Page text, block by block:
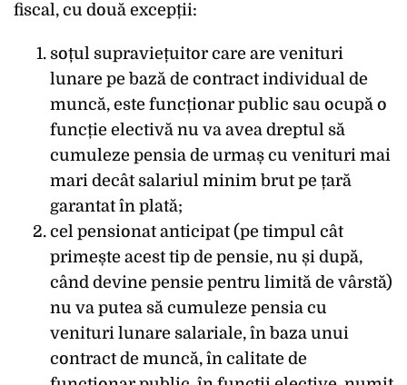
fiscal, cu două excepții:
soțul supraviețuitor care are venituri
lunare pe bază de contract individual de
muncă, este funcționar public sau ocupă o
funcție electivă nu va avea dreptul să
cumuleze pensia de urmaș cu venituri mai
mari decât salariul minim brut pe țară
garantat în plată;
cel pensionat anticipat (pe timpul cât
primește acest tip de pensie, nu și după,
când devine pensie pentru limită de vârstă)
nu va putea să cumuleze pensia cu
venituri lunare salariale, în baza unui
contract de muncă, în calitate de